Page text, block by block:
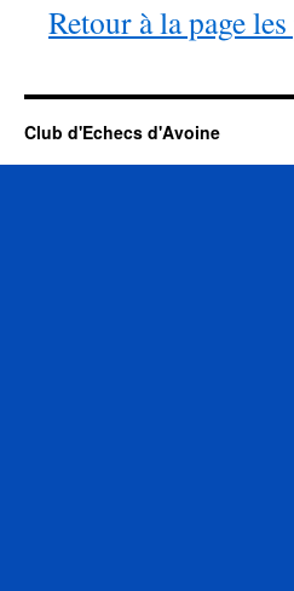
Retour à la page
Club d'Echecs d'Avoine